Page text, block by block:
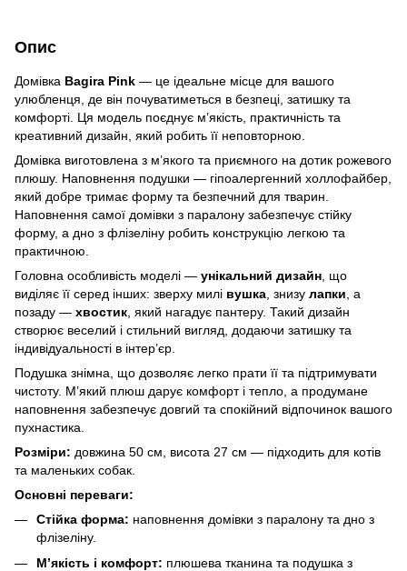
Опис
Домівка Bagira Pink — це ідеальне місце для вашого
улюбленця, де він почуватиметься в безпеці, затишку та
комфорті. Ця модель поєднує м’якість, практичність та
креативний дизайн, який робить її неповторною.
Домівка виготовлена з м’якого та приємного на дотик рожевого
плюшу. Наповнення подушки — гіпоалергенний холлофайбер,
який добре тримає форму та безпечний для тварин.
Наповнення самої домівки з паралону забезпечує стійку
форму, а дно з флізеліну робить конструкцію легкою та
практичною.
Головна особливість моделі — унікальний дизайн , що
виділяє її серед інших: зверху милі вушка , знизу лапки , а
позаду — хвостик , який нагадує пантеру. Такий дизайн
створює веселий і стильний вигляд, додаючи затишку та
індивідуальності в інтер’єр.
Подушка знімна, що дозволяє легко прати її та підтримувати
чистоту. М’який плюш дарує комфорт і тепло, а продумане
наповнення забезпечує довгий та спокійний відпочинок вашого
пухнастика.
Розміри: довжина 50 см, висота 27 см — підходить для котів
та маленьких собак.
Основні переваги:
Стійка форма: наповнення домівки з паралону та дно з
флізеліну.
М’якість і комфорт: плюшева тканина та подушка з